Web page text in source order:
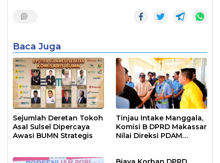
Baca Juga
Sejumlah Deretan Tokoh
Asal Sulsel Dipercaya
Awasi BUMN Strategis
Tinjau Intake Manggala,
Komisi B DPRD Makassar
Nilai Direksi PDAM